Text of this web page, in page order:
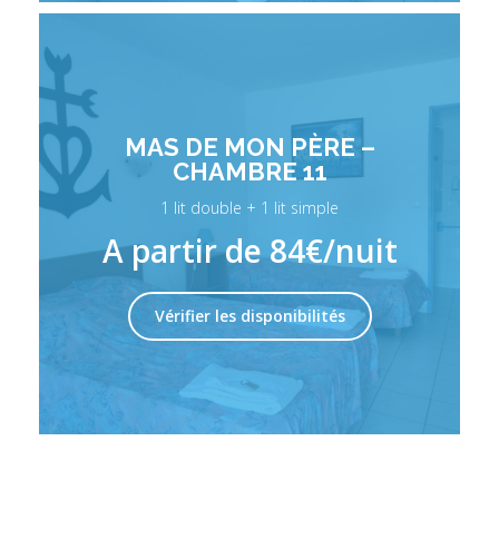
MAS DE MON PÈRE –
CHAMBRE 11
1 lit double + 1 lit simple
A partir de 84€/nuit
Vérifier les disponibilités